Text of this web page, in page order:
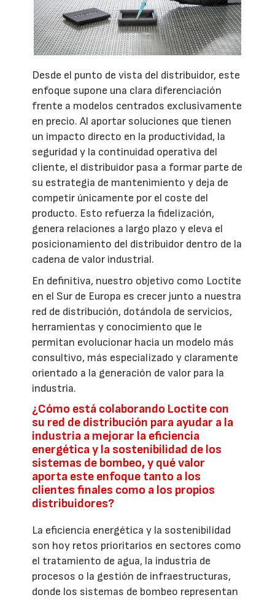
Desde el punto de vista del distribuidor, este
enfoque supone una clara diferenciación
frente a modelos centrados exclusivamente
en precio. Al aportar soluciones que tienen
un impacto directo en la productividad, la
seguridad y la continuidad operativa del
cliente, el distribuidor pasa a formar parte de
su estrategia de mantenimiento y deja de
competir únicamente por el coste del
producto. Esto refuerza la fidelización,
genera relaciones a largo plazo y eleva el
posicionamiento del distribuidor dentro de la
cadena de valor industrial.
En definitiva, nuestro objetivo como Loctite
en el Sur de Europa es crecer junto a nuestra
red de distribución, dotándola de servicios,
herramientas y conocimiento que le
permitan evolucionar hacia un modelo más
consultivo, más especializado y claramente
orientado a la generación de valor para la
industria.
¿Cómo está colaborando Loctite con
su red de distribución para ayudar a la
industria a mejorar la eficiencia
energética y la sostenibilidad de los
sistemas de bombeo, y qué valor
aporta este enfoque tanto a los
clientes finales como a los propios
distribuidores?
La eficiencia energética y la sostenibilidad
son hoy retos prioritarios en sectores como
el tratamiento de agua, la industria de
procesos o la gestión de infraestructuras,
donde los sistemas de bombeo representan